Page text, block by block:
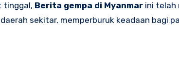
tinggal, Berita gempa di Myanmar ini telah
sekitar, memperburuk keadaan bagi